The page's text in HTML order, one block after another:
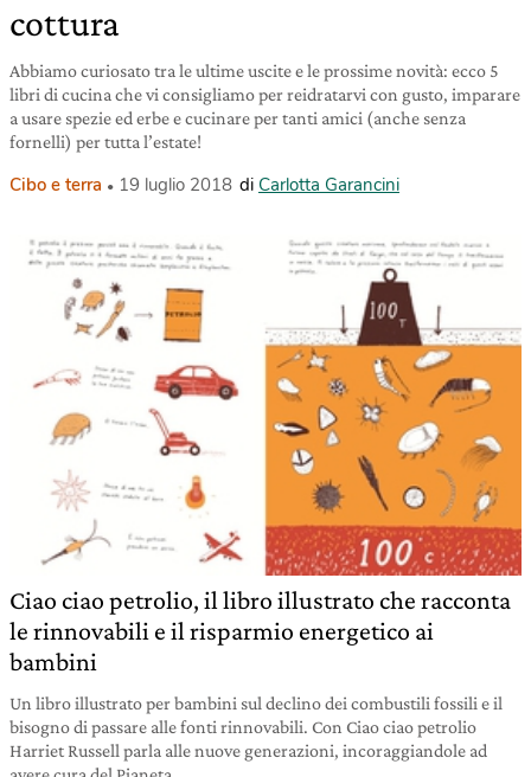
cottura
Abbiamo curiosato tra le ultime uscite e le prossime novità: ecco 5
libri di cucina che vi consigliamo per reidratarvi con gusto, imparare
a usare spezie ed erbe e cucinare per tanti amici (anche senza
fornelli) per tutta l’estate!
Cibo e terra 19 luglio 2018 di Carlotta Garancini
Ciao ciao petrolio, il libro illustrato che racconta
le rinnovabili e il risparmio energetico ai
bambini
Un libro illustrato per bambini sul declino dei combustili fossili e il
bisogno di passare alle fonti rinnovabili. Con Ciao ciao petrolio
Harriet Russell parla alle nuove generazioni, incoraggiandole ad